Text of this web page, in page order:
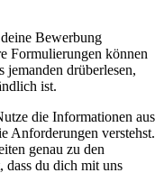
Bewerbung
Formulierungen können
jemanden drüberlesen,
ist.
die Informationen aus
Anforderungen verstehst.
genau zu den
dass du dich mit uns